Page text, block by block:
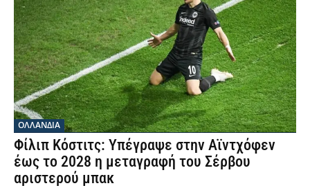
OΛΛΑΝΔΊΑ
Φίλιπ Κόστιτς: Υπέγραψε στην Αϊντχόφεν
έως το 2028 η μεταγραφή του Σέρβου
αριστερού μπακ